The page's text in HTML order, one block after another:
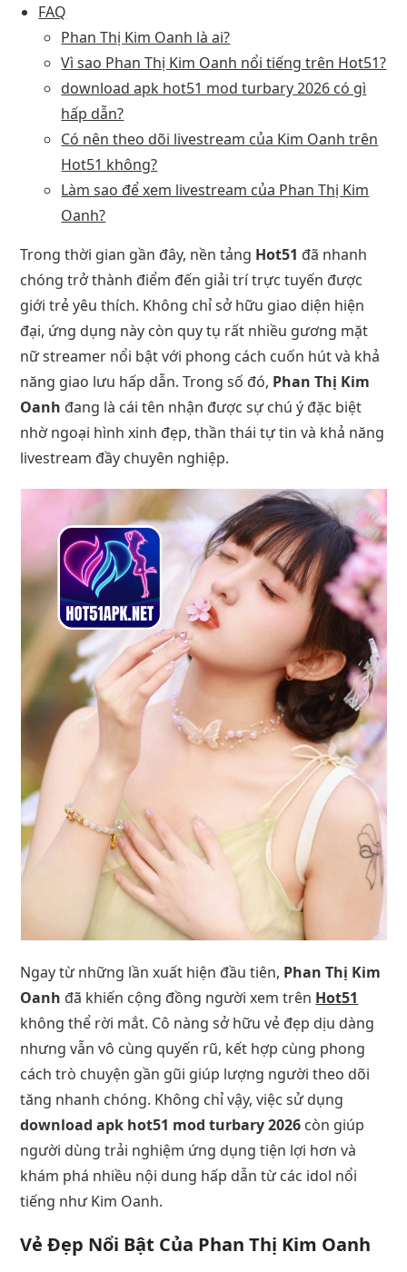
FAQ
Phan Thị Kim Oanh là ai?
Vì sao Phan Thị Kim Oanh nổi tiếng trên Hot51?
download apk hot51 mod turbary 2026 có gì
hấp dẫn?
Có nên theo dõi livestream của Kim Oanh trên
Hot51 không?
Làm sao để xem livestream của Phan Thị Kim
Oanh?
Trong thời gian gần đây, nền tảng Hot51 đã nhanh
chóng trở thành điểm đến giải trí trực tuyến được
giới trẻ yêu thích. Không chỉ sở hữu giao diện hiện
đại, ứng dụng này còn quy tụ rất nhiều gương mặt
nữ streamer nổi bật với phong cách cuốn hút và khả
năng giao lưu hấp dẫn. Trong số đó, Phan Thị Kim
Oanh đang là cái tên nhận được sự chú ý đặc biệt
nhờ ngoại hình xinh đẹp, thần thái tự tin và khả năng
livestream đầy chuyên nghiệp.
Ngay từ những lần xuất hiện đầu tiên, Phan Thị Kim
Oanh đã khiến cộng đồng người xem trên Hot51
không thể rời mắt. Cô nàng sở hữu vẻ đẹp dịu dàng
nhưng vẫn vô cùng quyến rũ, kết hợp cùng phong
cách trò chuyện gần gũi giúp lượng người theo dõi
tăng nhanh chóng. Không chỉ vậy, việc sử dụng
download apk hot51 mod turbary 2026 còn giúp
người dùng trải nghiệm ứng dụng tiện lợi hơn và
khám phá nhiều nội dung hấp dẫn từ các idol nổi
tiếng như Kim Oanh.
Vẻ Đẹp Nổi Bật Của Phan Thị Kim Oanh